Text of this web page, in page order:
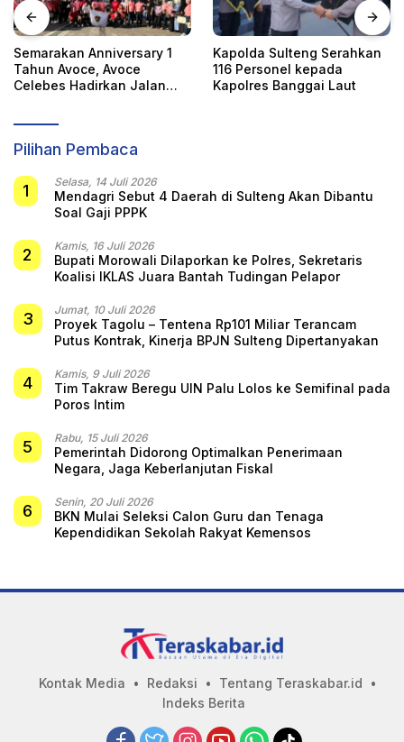
Semarakan Anniversary 1
Tahun Avoce, Avoce
Celebes Hadirkan Jalan
Kapolda Sulteng Serahkan
116 Personel kepada
Kapolres Banggai Laut
Pilihan Pembaca
1 Selasa, 14 Juli 2026
Mendagri Sebut 4 Daerah di Sulteng Akan Dibantu
Soal Gaji PPPK
2 Kamis, 16 Juli 2026
Bupati Morowali Dilaporkan ke Polres, Sekretaris
Koalisi IKLAS Juara Bantah Tudingan Pelapor
3 Jumat, 10 Juli 2026
Proyek Tagolu – Tentena Rp101 Miliar Terancam
Putus Kontrak, Kinerja BPJN Sulteng Dipertanyakan
4 Kamis, 9 Juli 2026
Tim Takraw Beregu UIN Palu Lolos ke Semifinal pada
Poros Intim
5 Rabu, 15 Juli 2026
Pemerintah Didorong Optimalkan Penerimaan
Negara, Jaga Keberlanjutan Fiskal
6 Senin, 20 Juli 2026
BKN Mulai Seleksi Calon Guru dan Tenaga
Kependidikan Sekolah Rakyat Kemensos
Kontak Media Redaksi
Tentang Teraskabar.id
Indeks Berita